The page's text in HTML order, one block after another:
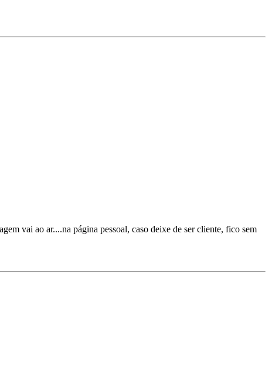
vai ao ar....na página pessoal, caso deixe de ser cliente, fico sem